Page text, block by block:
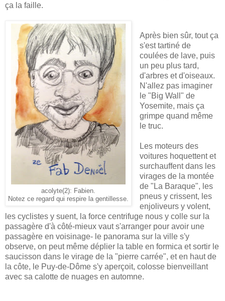
ça la faille.
acolyte(2): Fabien.
Notez ce regard qui respire la gentillesse.
Après bien sûr, tout ça
s'est tartiné de
coulées de lave, puis
un peu plus tard,
d'arbres et d'oiseaux.
N'allez pas imaginer
le "Big Wall" de
Yosemite, mais ça
grimpe quand même
le truc.
Les moteurs des
voitures hoquettent et
surchauffent dans les
virages de la montée
de "La Baraque", les
pneus y crissent, les
enjoliveurs y volent,
les cyclistes y suent, la force centrifuge nous y colle sur la
passagère d'à côté-mieux vaut s'arranger pour avoir une
passagère en voisinage- le panorama sur la ville s'y
observe, on peut même déplier la table en formica et sortir le
saucisson dans le virage de la "pierre carrée", et en haut de
la côte, le Puy-de-Dôme s'y aperçoit, colosse bienveillant
avec sa calotte de nuages en automne.